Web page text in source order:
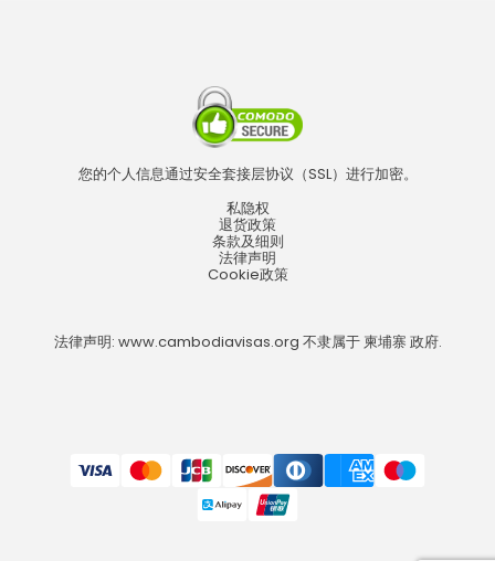
您的个人信息通过安全套接层协议（SSL）进行加密。
私隐权
退货政策
条款及细则
法律声明
Cookie政策
法律声明: www.cambodiavisas.org 不隶属于 柬埔寨 政府.